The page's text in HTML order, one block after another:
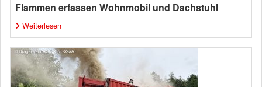
Flammen erfassen Wohnmobil und Dachstuhl
Weiterlesen